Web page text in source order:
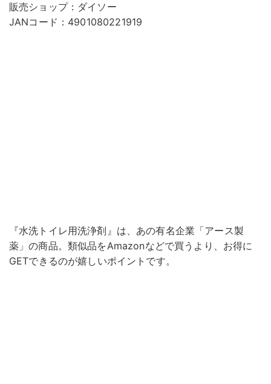
販売ショップ：ダイソー
JANコード：4901080221919
『水洗トイレ用洗浄剤』は、あの有名企業「アース製
薬」の商品。類似品をAmazonなどで買うより、お得に
GETできるのが嬉しいポイントです。